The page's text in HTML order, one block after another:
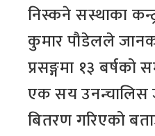
निस्कने सस्थाका
कुमार पौडेलले
प्रसङ्गमा १३
एक सय उनन्चालिस
बितरण गरिएको